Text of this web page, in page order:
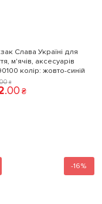
Слава Україні для
м'ячів, аксесуарів
колiр: жовто-синій
₴
.00 ₴
-16%